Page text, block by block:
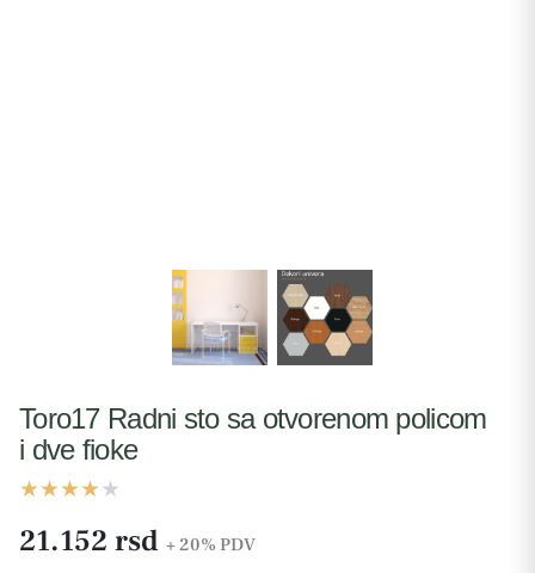
Toro17 Radni sto sa otvorenom policom
i dve fioke
21.152 rsd + 20% PDV